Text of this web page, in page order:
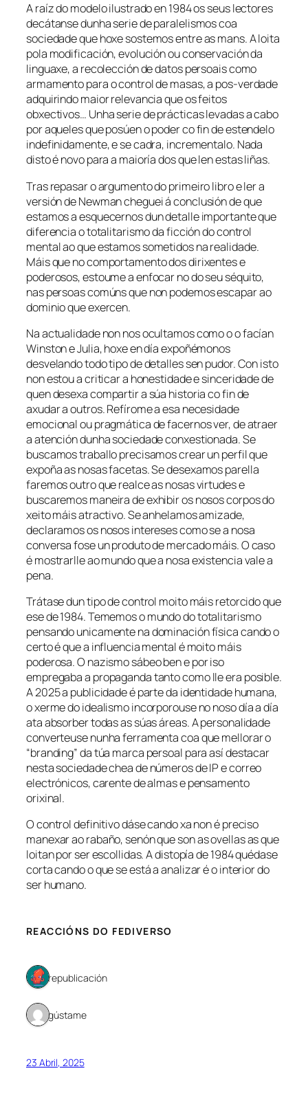
A raíz do modelo ilustrado en 1984 os seus lectores
decátanse dunha serie de paralelismos coa
sociedade que hoxe sostemos entre as mans. A loita
pola modificación, evolución ou conservación da
linguaxe, a recolección de datos persoais como
armamento para o control de masas, a pos-verdade
adquirindo maior relevancia que os feitos
obxectivos… Unha serie de prácticas levadas a cabo
por aqueles que posúen o poder co fin de estendelo
indefinidamente, e se cadra, incrementalo. Nada
disto é novo para a maioría dos que len estas liñas.
Tras repasar o argumento do primeiro libro e ler a
versión de Newman cheguei á conclusión de que
estamos a esquecernos dun detalle importante que
diferencia o totalitarismo da ficción do control
mental ao que estamos sometidos na realidade.
Máis que no comportamento dos dirixentes e
poderosos, estoume a enfocar no do seu séquito,
nas persoas comúns que non podemos escapar ao
dominio que exercen.
Na actualidade non nos ocultamos como o o facían
Winston e Julia, hoxe en día expoñémonos
desvelando todo tipo de detalles sen pudor. Con isto
non estou a criticar a honestidade e sinceridade de
quen desexa compartir a súa historia co fin de
axudar a outros. Refírome a esa necesidade
emocional ou pragmática de facernos ver, de atraer
a atención dunha sociedade conxestionada. Se
buscamos traballo precisamos crear un perfil que
expoña as nosas facetas. Se desexamos parella
faremos outro que realce as nosas virtudes e
buscaremos maneira de exhibir os nosos corpos do
xeito máis atractivo. Se anhelamos amizade,
declaramos os nosos intereses como se a nosa
conversa fose un produto de mercado máis. O caso
é mostrarlle ao mundo que a nosa existencia vale a
pena.
Trátase dun tipo de control moito máis retorcido que
ese de 1984. Tememos o mundo do totalitarismo
pensando unicamente na dominación física cando o
certo é que a influencia mental é moito máis
poderosa. O nazismo sábeo ben e por iso
empregaba a propaganda tanto como lle era posible.
A 2025 a publicidade é parte da identidade humana,
o xerme do idealismo incorporouse no noso día a día
ata absorber todas as súas áreas. A personalidade
converteuse nunha ferramenta coa que mellorar o
“branding” da túa marca persoal para así destacar
nesta sociedade chea de números de IP e correo
electrónicos, carente de almas e pensamento
orixinal.
O control definitivo dáse cando xa non é preciso
manexar ao rabaño, senón que son as ovellas as que
loitan por ser escollidas. A distopía de 1984 quédase
corta cando o que se está a analizar é o interior do
ser humano.
REACCIÓNS DO FEDIVERSO
1 republicación
1 gústame
23 Abril, 2025